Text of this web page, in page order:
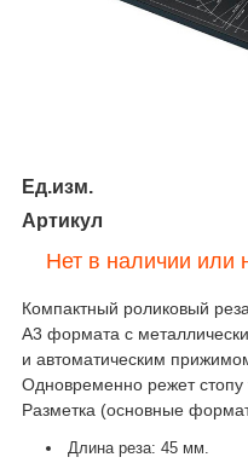
Ед.изм.
Артикул
Нет в наличии или
Компактный роликовый
А3 формата с
и автоматическим
Одновременно режет стопу
Разметка (основные
Длина реза: 45 мм.